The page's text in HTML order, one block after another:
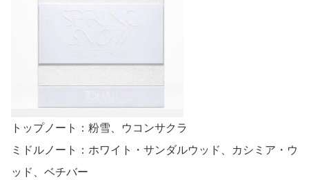
トップノート：粉雪、ウコンサクラ
ミドルノート：ホワイト・サンダルウッド、カシミア・ウ
ッド、ベチバー